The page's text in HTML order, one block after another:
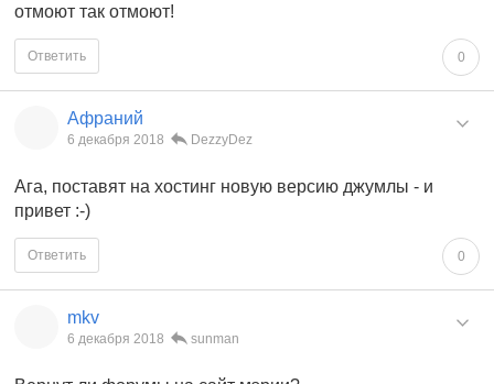
отмоют так отмоют!
0
Ответить
Афраний
6 декабря 2018 DezzyDez
Ага, поставят на хостинг новую версию джумлы - и
привет :-)
0
Ответить
mkv
6 декабря 2018 sunman